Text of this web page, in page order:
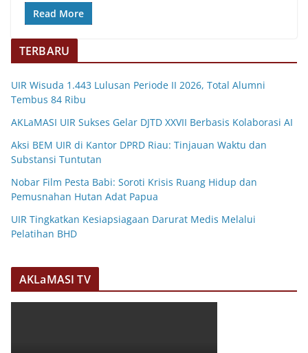
Read More
TERBARU
UIR Wisuda 1.443 Lulusan Periode II 2026, Total Alumni
Tembus 84 Ribu
AKLaMASI UIR Sukses Gelar DJTD XXVII Berbasis Kolaborasi AI
Aksi BEM UIR di Kantor DPRD Riau: Tinjauan Waktu dan
Substansi Tuntutan
Nobar Film Pesta Babi: Soroti Krisis Ruang Hidup dan
Pemusnahan Hutan Adat Papua
UIR Tingkatkan Kesiapsiagaan Darurat Medis Melalui
Pelatihan BHD
AKLaMASI TV